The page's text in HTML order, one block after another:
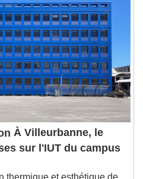
, selected
, opens subtitles
Fullscreen
Escape will cancel
À Villeurbanne, le
sur l'IUT du campus